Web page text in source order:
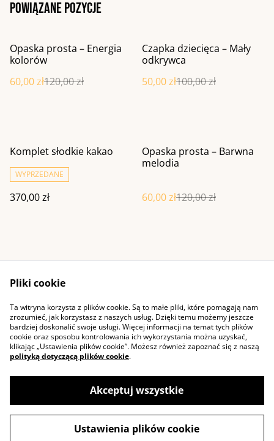
Powiązane pozycje
%
Opaska prosta – Energia
kolorów
60,00 zł120,00 zł
%
Czapka dziecięca – Mały
odkrywca
50,00 zł100,00 zł
Komplet słodkie kakao
WYPRZEDANE
370,00 zł
%
Opaska prosta – Barwna
melodia
60,00 zł120,00 zł
Kontakt
Warunki ogólne
Polityka prywatności
Cookie
©2026Pozytywniezaplatane
powered by
Pliki cookie
Ta witryna korzysta z plików cookie. Są to małe pliki, które pomagają nam
zrozumieć, jak korzystasz z naszych usług. Dzięki temu możemy jeszcze
bardziej doskonalić swoje usługi. Więcej informacji na temat tych plików
cookie oraz sposobu kontrolowania ich wykorzystania można uzyskać,
klikając „Ustawienia plików cookie”. Możesz również zapoznać się z naszą
polityką dotyczącą plików cookie.
Akceptuj wszystkie
Ustawienia plików cookie